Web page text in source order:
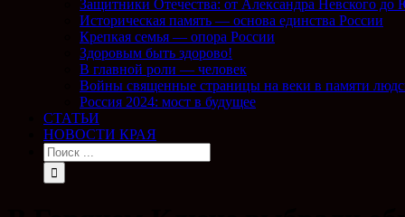
Защитники Отечества: от Александра Невского
Историческая память — основа единства России
Крепкая семья — опора России
Здоровым быть здорово!
В главной роли — человек
Войны священные страницы на веки в памяти
Россия 2024: мост в будущее
СТАТЬИ
НОВОСТИ КРАЯ